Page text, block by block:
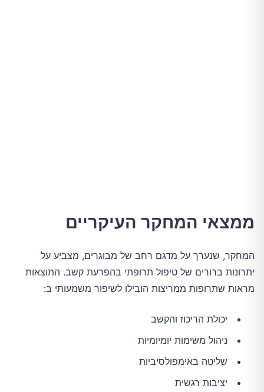
ממצאי המחקר העיקריים
המחקר, שנערך על מדגם רחב של מבוגרים, מצביע על
יתרונות ברורים של טיפול תרופתי בהפרעת קשב. התוצאות
מראות שתרופות ממריצות הובילו לשיפור משמעותי ב:
יכולת הריכוז והקשב
ניהול משימות יומיומיות
שליטה באימפולסיביות
יציבות רגשית